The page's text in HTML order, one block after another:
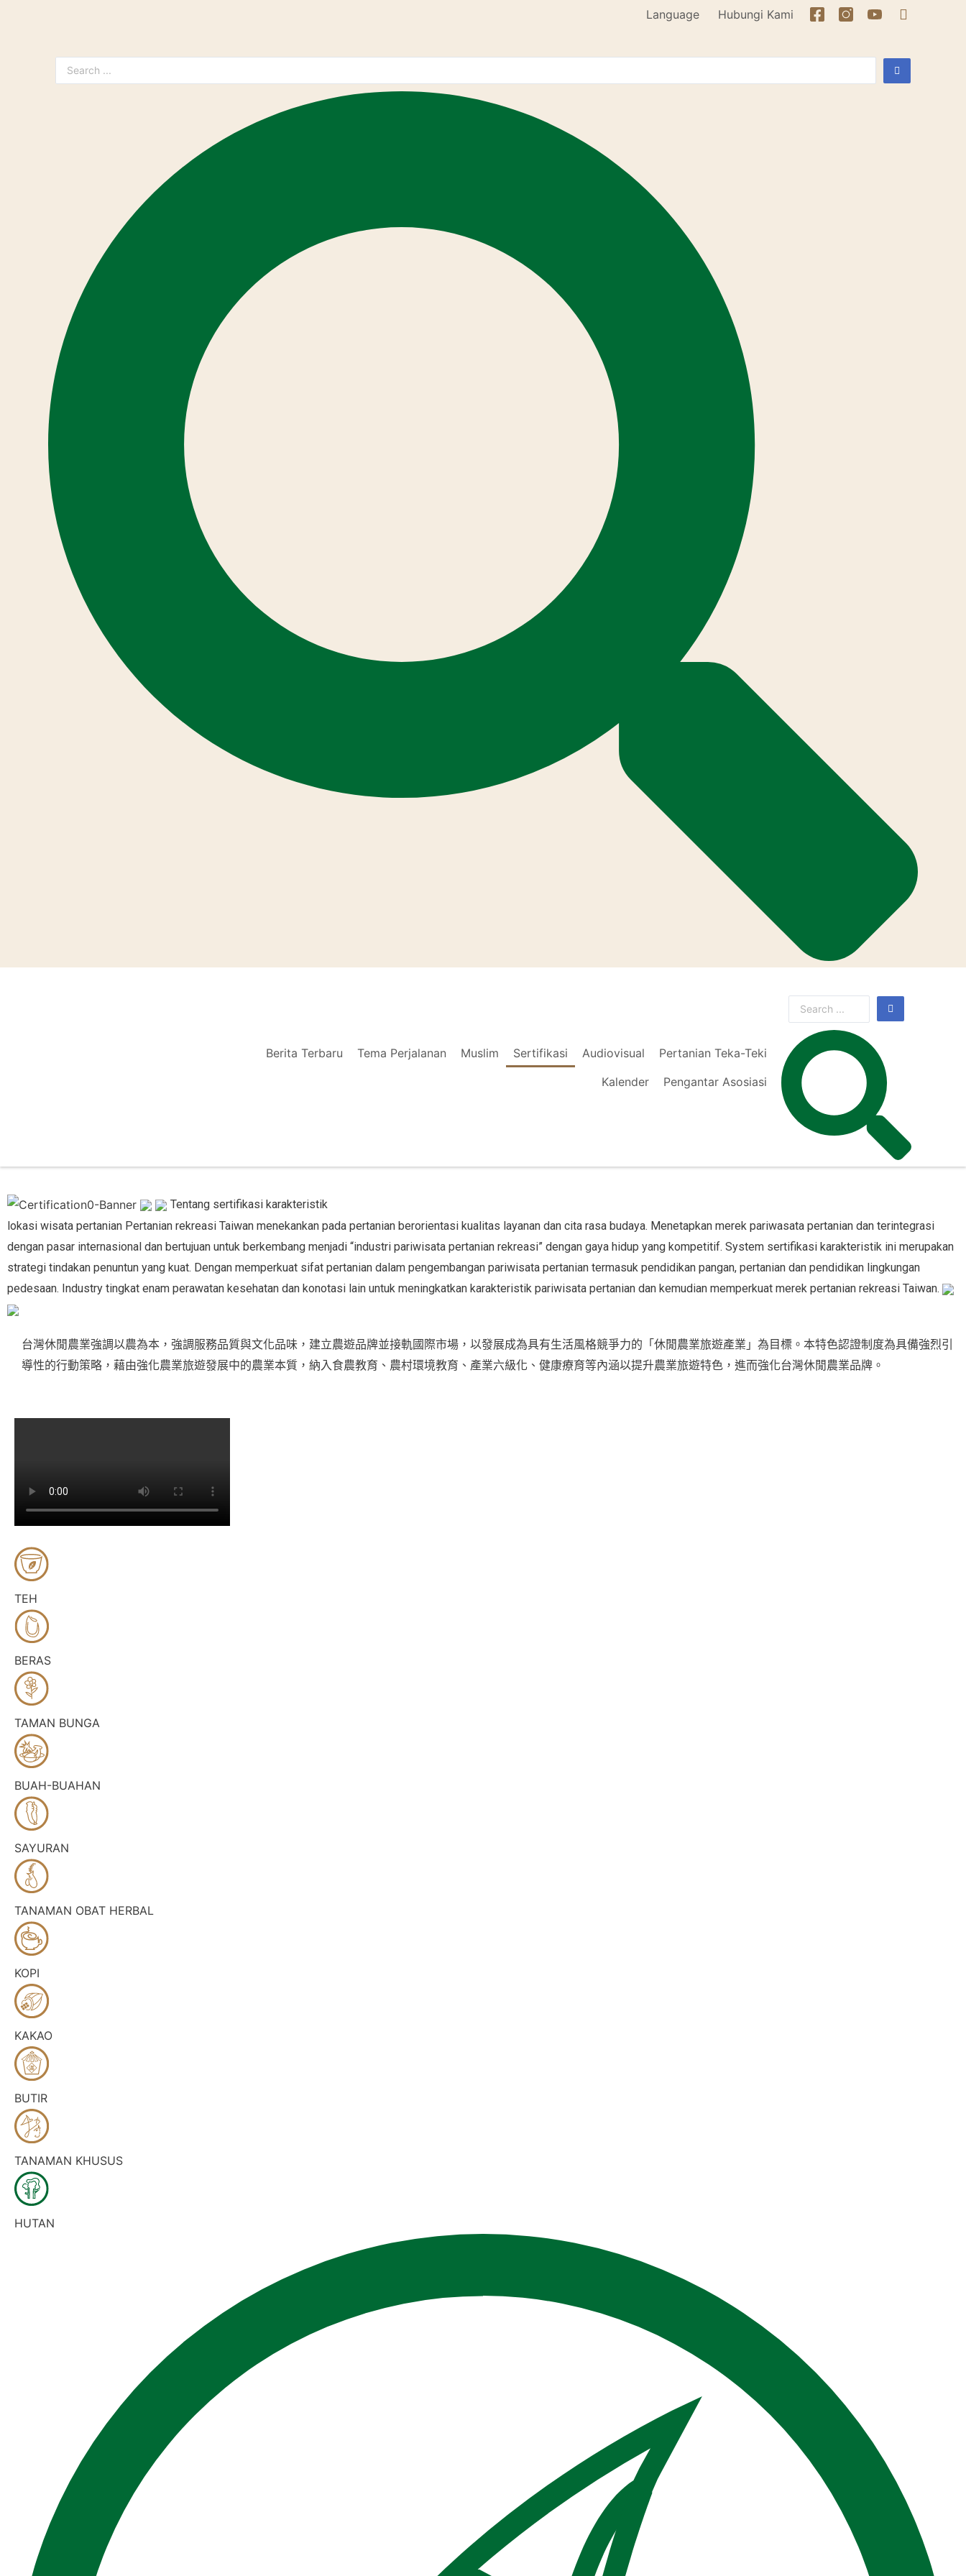
Language Hubungi Kami
Berita Terbaru Tema Perjalanan Muslim Sertifikasi Audiovisual
Pertanian Teka-Teki
Kalender
Pengantar Asosiasi
Tentang sertifikasi karakteristik
lokasi wisata pertanian Pertanian rekreasi Taiwan menekankan pada pertanian berorientasi kualitas layanan dan cita rasa budaya. Menetapkan merek pariwasata pertanian dan terintegrasi
dengan pasar internasional dan bertujuan untuk berkembang menjadi “industri pariwisata pertanian rekreasi” dengan gaya hidup yang kompetitif. System sertifikasi karakteristik ini merupakan
strategi tindakan penuntun yang kuat. Dengan memperkuat sifat pertanian dalam pengembangan pariwisata pertanian termasuk pendidikan pangan, pertanian dan pendidikan lingkungan
pedesaan. Industry tingkat enam perawatan kesehatan dan konotasi lain untuk meningkatkan karakteristik pariwisata pertanian dan kemudian memperkuat merek pertanian rekreasi Taiwan.
台灣休閒農業強調以農為本，強調服務品質與文化品味，建立農遊品牌並接軌國際市場，以發展成為具有生活風格競爭力的「休閒農業旅遊產業」為目標。本特色認證制度為具備強烈引
導性的行動策略，藉由強化農業旅遊發展中的農業本質，納入食農教育、農村環境教育、產業六級化、健康療育等內涵以提升農業旅遊特色，進而強化台灣休閒農業品牌。
TEH
BERAS
TAMAN BUNGA
BUAH-BUAHAN
SAYURAN
TANAMAN OBAT HERBAL
KOPI
KAKAO
BUTIR
TANAMAN KHUSUS
HUTAN